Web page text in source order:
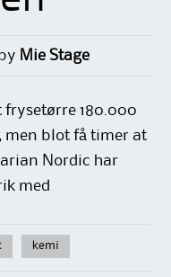
by Mie Stage
frysetørre 180.000
men blot få timer at
Nordic har
med
kemi